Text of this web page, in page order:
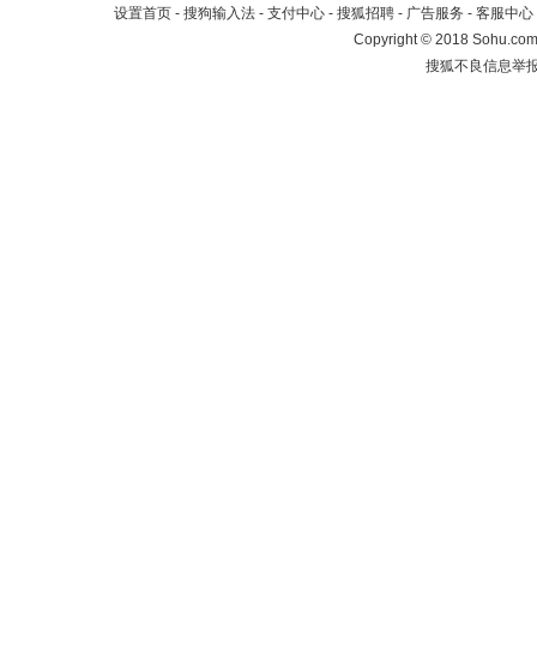
设置首页 - 搜狗输入法 - 支付中心 - 搜狐招聘 - 广告服务 - 客服中心
Copyright©2018
搜狐不良信息举